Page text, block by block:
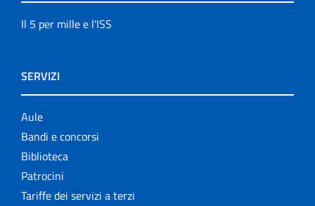
Il 5 per mille e l'ISS
SERVIZI
Aule
Bandi e concorsi
Biblioteca
Patrocini
Tariffe dei servizi a terzi